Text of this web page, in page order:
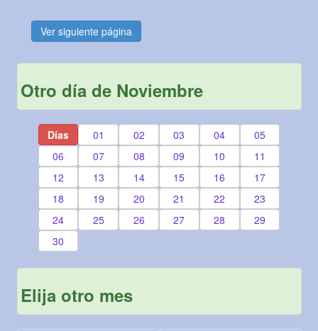
Ver siguiente página
Otro día de Noviembre
Días 01 02 03 04
05
06
07 08 09 10
11
12
13 14 15 16
17
18
19 20 21 22
23
24
25 26 27 28
29
30
Elija otro mes